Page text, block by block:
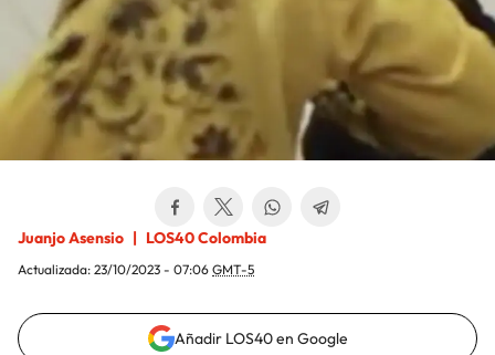
Juanjo Asensio LOS40 Colombia
Actualizada: 23/10/2023 - 07:06 GMT-5
Añadir LOS40 en Google